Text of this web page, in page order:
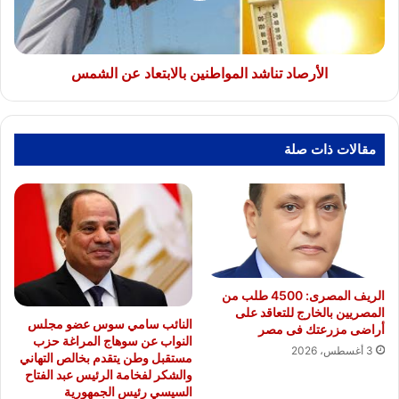
الأرصاد تناشد المواطنين بالابتعاد عن الشمس
مقالات ذات صلة
الريف المصرى: 4500 طلب من
المصريين بالخارج للتعاقد على
أراضى مزرعتك فى مصر
3 أغسطس، 2026
النائب سامي سوس عضو مجلس
النواب عن سوهاج المراغة حزب
مستقبل وطن يتقدم بخالص التهاني
والشكر لفخامة الرئيس عبد الفتاح
السيسي رئيس الجمهورية